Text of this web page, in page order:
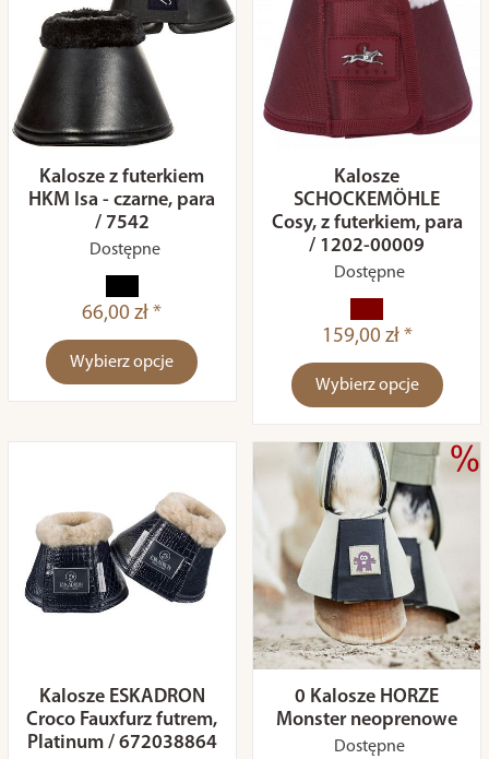
Kalosze z futerkiem
HKM Isa - czarne, para
/ 7542
Dostępne
66,00 zł *
Wybierz opcje
Kalosze
SCHOCKEMÖHLE
Cosy, z futerkiem, para
/ 1202-00009
Dostępne
159,00 zł *
Wybierz opcje
Kalosze ESKADRON
Croco Fauxfurz futrem,
Platinum / 672038864
0 Kalosze HORZE
Monster neoprenowe
Dostępne